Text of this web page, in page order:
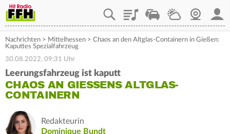
PlaylistStaupilotWetterWebcam
Nachrichten > Mittelhessen > Chaos an den Altglas-Containern in Gießen:
Kaputtes Spezialfahrzeug
30.08.2022, 09:31 Uhr
Leerungsfahrzeug ist kaputt
CHAOS AN GIESSENS ALTGLAS-C
ONTAINERN
Redakteurin
Dominique Bundt